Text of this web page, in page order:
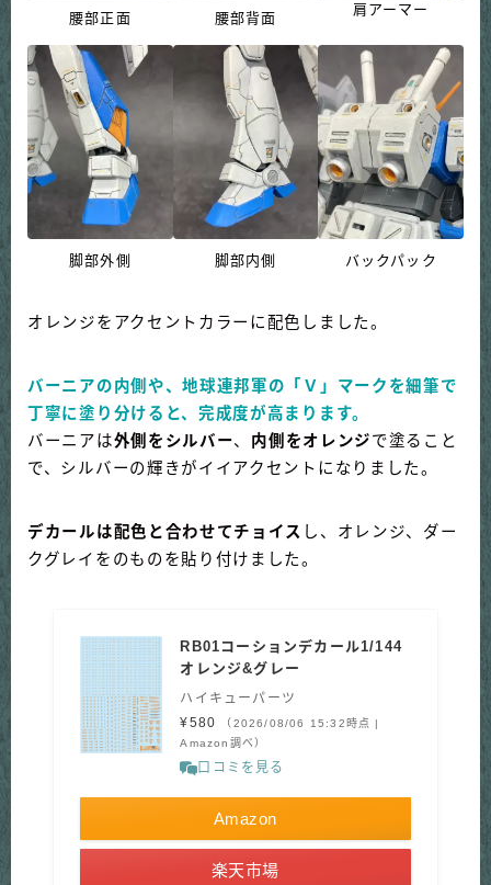
腰部正面 腰部背面
肩アーマー
脚部外側 脚部内側 バックパック
オレンジをアクセントカラーに配色しました。
バーニアの内側や、地球連邦軍の「Ｖ」マークを細筆で
丁寧に塗り分けると、完成度が高まります。
バーニアは外側をシルバー、 内側をオレンジで塗ること
で、シルバーの輝きがイイアクセントになりました。
デカールは配色と合わせてチョイス し、オレンジ、ダー
クグレイをのものを貼り付けました。
RB01コーションデカール1/144
オレンジ&グレー
ハイキューパーツ
¥580
（2026/08/06 15:32時点 |
Amazon調べ）
口コミを見る
Amazon
楽天市場